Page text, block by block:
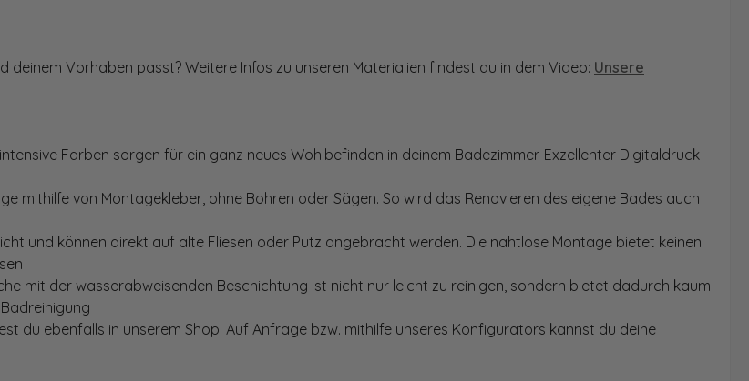
Vorhaben passt? Weitere Infos zu unseren Materialien findest du in dem Video: Unsere
Farben sorgen für ein ganz neues Wohlbefinden in deinem Badezimmer. Exzellenter Digitaldruck
mithilfe von Montagekleber, ohne Bohren oder Sägen. So wird das Renovieren des eigene Bades auch
und können direkt auf alte Fliesen oder Putz angebracht werden. Die nahtlose Montage bietet keinen
mit der wasserabweisenden Beschichtung ist nicht nur leicht zu reinigen, sondern bietet dadurch kaum
du ebenfalls in unserem Shop. Auf Anfrage bzw. mithilfe unseres Konfigurators kannst du deine